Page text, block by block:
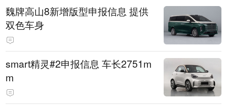
魏牌高山8新增版型申报信息 提供
双色车身
smart精灵#2申报信息 车长2751m
m